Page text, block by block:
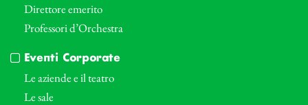
Direttore emerito
Professori d’Orchestra
Eventi Corporate
Le aziende e il teatro
Le sale